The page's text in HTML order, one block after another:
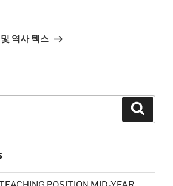
역사 텍스